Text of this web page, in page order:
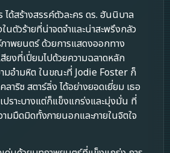
ด้สร้างสรรค์ตัวละคร ดร. ฮันนิบาล
นตัวร้ายที่น่าจดจำและน่าสะพรึงกลัว
าพยนตร์ ด้วยการแสดงออกทาง
สียงที่เปี่ยมไปด้วยความฉลาดหลัก
มอำมหิต ในขณะที่ Jodie Foster ก็
าริซ สตาร์ลิ่ง ได้อย่างยอดเยี่ยม เธอ
ราะบางแต่ก็แข็งแกร่งและมุ่งมั่น ที่
มืดมิดทั้งภายนอกและภายในจิตใจ